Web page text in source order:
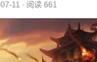
11 · 阅读 661